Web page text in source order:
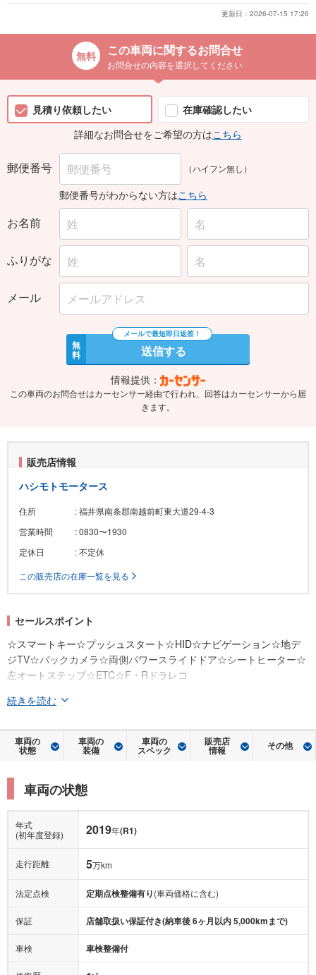
更新日： 2026-07-15 17:26
この車両に関するお問合せ
お問合せの内容を選択してください
見積り依頼したい
在庫確認したい
詳細なお問合せをご希望の方はこちら
郵便番号 （ハイフン無し）
郵便番号がわからない方はこちら
お名前
ふりがな
メール
無
料 送信する
情報提供：
この車両のお問合せはカーセンサー経由で行われ、回答はカーセンサーから届
きます。
販売店情報
ハシモトモータース
住所
: 福井県南条郡南越前町東大道29-4-3
営業時間
: 0830〜1930
定休日
: 不定休
この販売店の在庫一覧を見る
セールスポイント
☆スマートキー☆プッシュスタート☆HID☆ナビゲーション☆地デ
ジTV☆バックカメラ☆両側パワースライドドア☆シートヒーター☆
左オートステップ☆ETC☆F・Rドラレコ
続きを読む
車両の
状態
車両の
装備
車両の
スペック
販売店
情報 その他
車両の状態
年式
(初年度登録)
2019年(R1)
走行距離 5万km
法定点検 定期点検整備有り(車両価格に含む)
保証 店舗取扱い保証付き(納車後 6ヶ月以内 5,000kmまで)
車検 車検整備付